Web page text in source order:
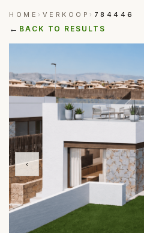
HOME › VERKOOP › 784446
← BACK TO RESULTS
‹